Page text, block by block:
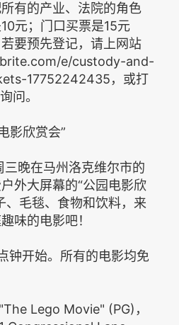
有的产业、法院的角色
元；门口买票是15元
若要预先登记，请上网站
e/custody-and-
17752242435，或打
问。
影欣赏会”
晚在马州洛克维尔市的
外大屏幕的“公园电影欣
、毛毯、食物和饮料，来
味的电影吧！
钟开始。所有的电影均免
Lego Movie" (PG)，